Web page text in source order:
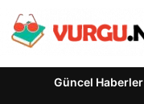
Güncel Haberler